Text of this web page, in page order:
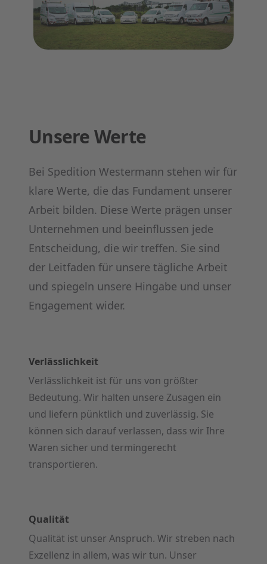
Unsere Werte
Bei Spedition Westermann stehen wir für
klare Werte, die das Fundament unserer
Arbeit bilden. Diese Werte prägen unser
Unternehmen und beeinflussen jede
Entscheidung, die wir treffen. Sie sind
der Leitfaden für unsere tägliche Arbeit
und spiegeln unsere Hingabe und unser
Engagement wider.
Verlässlichkeit
Verlässlichkeit ist für uns von größter
Bedeutung. Wir halten unsere Zusagen ein
und liefern pünktlich und zuverlässig. Sie
können sich darauf verlassen, dass wir Ihre
Waren sicher und termingerecht
transportieren.
Qualität
Qualität ist unser Anspruch. Wir streben nach
Exzellenz in allem, was wir tun. Unser